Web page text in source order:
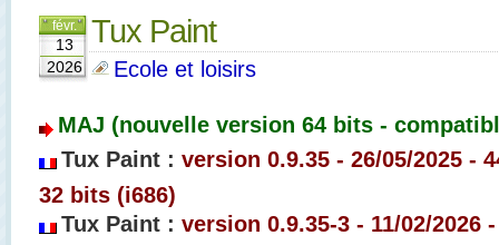
févr.
13
2026
Tux Paint
Ecole et loisirs
MAJ (nouvelle version 64 bits -
Tux Paint : version 0.9.35 - 26/05/2025 -
32 bits (i686)
Tux Paint : version 0.9.35-3 - 11/02/2026